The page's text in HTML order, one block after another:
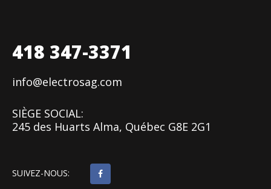
418 347-3371
info@electrosag.com
SIÈGE SOCIAL:
245 des Huarts Alma, Québec G8E 2G1
SUIVEZ-NOUS: